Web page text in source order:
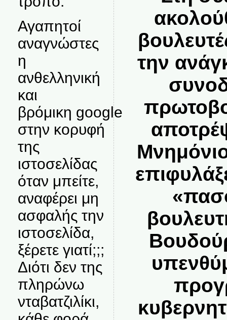
Αγαπητοί
αναγνώστες
η
ανθελληνική
και
βρόμικη google
στην κορυφή
της
ιστοσελίδας
όταν μπείτε,
αναφέρει μη
ασφαλής την
ιστοσελίδα,
ξέρετε γιατί;;;
Διότι δεν της
πληρώνω
νταβατζιλίκι,
την